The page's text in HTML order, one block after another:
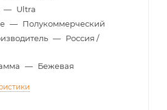
— Ultra
— Полукоммерческий
— Россия /
— Бежевая